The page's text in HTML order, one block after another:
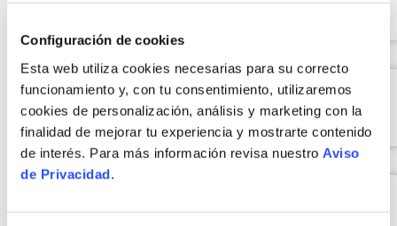
Configuración de cookies
Esta web utiliza cookies necesarias para su correcto
funcionamiento y, con tu consentimiento, utilizaremos
cookies de personalización, análisis y marketing con la
finalidad de mejorar tu experiencia y mostrarte contenido
de interés. Para más información revisa nuestro Aviso
de Privacidad.
T&C – CODIGO DE DESCUENTO
“ENCUESTA DE SATISFACCION”